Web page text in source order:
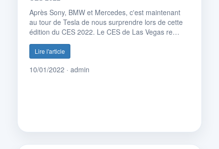
Après Sony, BMW et Mercedes, c'est maintenant
au tour de Tesla de nous surprendre lors de cette
édition du CES 2022. Le CES de Las Vegas re…
Lire l'article
10/01/2022 · admin